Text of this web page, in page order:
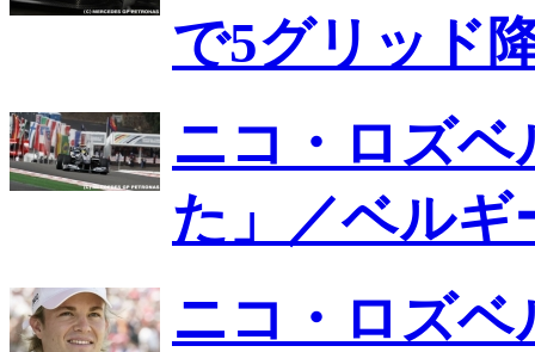
で5グリッド
ニコ・ロズ
た」／ベルギ
ニコ・ロズ